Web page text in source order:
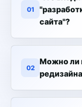
01
сайта"?
02
Можно ли